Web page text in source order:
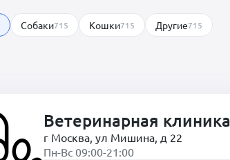
Собаки715 Кошки715 Другие715
Ветеринарная клиника
г Москва, ул Мишина, д 22
Пн-Вс 09:00-21:00